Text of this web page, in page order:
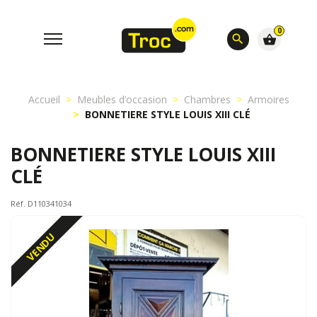
search
0
shopping_basket
Accueil Meubles d’occasion Chambres
Armoires
BONNETIERE STYLE LOUIS XIII CLÉ
BONNETIERE STYLE LOUIS XIII
CLÉ
Réf. D110341034
VENDU